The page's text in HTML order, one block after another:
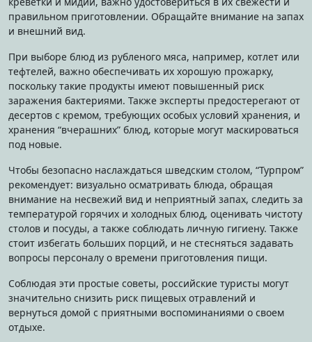
правильном приготовлении. Обращайте внимание на запах
и внешний вид.
При выборе блюд из рубленого мяса, например, котлет или
тефтелей, важно обеспечивать их хорошую прожарку,
поскольку такие продукты имеют повышенный риск
заражения бактериями. Также эксперты предостерегают от
десертов с кремом, требующих особых условий хранения, и
хранения “вчерашних” блюд, которые могут маскироваться
под новые.
Чтобы безопасно наслаждаться шведским столом, “Турпром”
рекомендует: визуально осматривать блюда, обращая
внимание на несвежий вид и неприятный запах, следить за
температурой горячих и холодных блюд, оценивать чистоту
столов и посуды, а также соблюдать личную гигиену. Также
стоит избегать больших порций, и не стесняться задавать
вопросы персоналу о времени приготовления пищи.
Соблюдая эти простые советы, российские туристы могут
значительно снизить риск пищевых отравлений и
вернуться домой с приятными воспоминаниями о своем
отдыхе.